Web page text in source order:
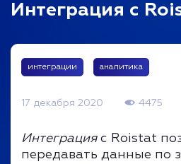
Интеграция с
интеграции аналитика
17 декабря 2020 4475
Интеграцияс Roistat
передавать данные по